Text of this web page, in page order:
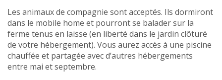
Les animaux de compagnie sont acceptés. Ils dormiront
dans le mobile home et pourront se balader sur la
ferme tenus en laisse (en liberté dans le jardin clôturé
de votre hébergement). Vous aurez accès à une piscine
chauffée et partagée avec d’autres hébergements
entre mai et septembre.